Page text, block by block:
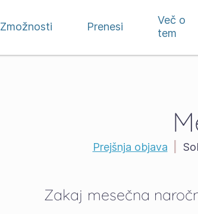
Zmožnosti
Prenesi
Več o
tem
Prejšnja objava
Zakaj mesečna